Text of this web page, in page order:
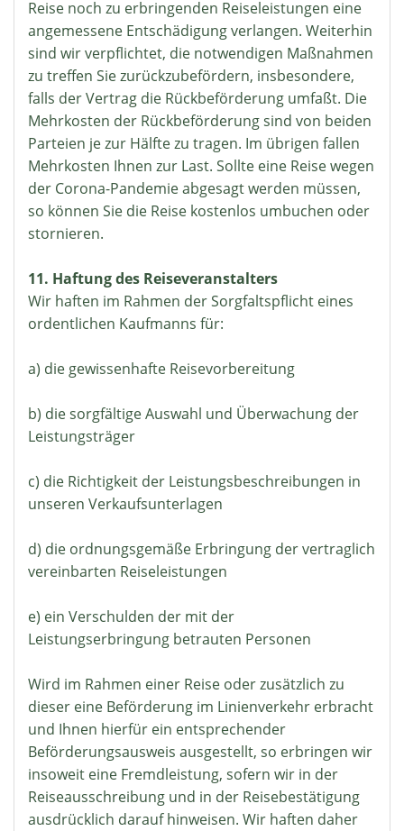
Reise noch zu erbringenden Reiseleistungen eine
angemessene Entschädigung verlangen. Weiterhin
sind wir verpflichtet, die notwendigen Maßnahmen
zu treffen Sie zurückzubefördern, insbesondere,
falls der Vertrag die Rückbeförderung umfaßt. Die
Mehrkosten der Rückbeförderung sind von beiden
Parteien je zur Hälfte zu tragen. Im übrigen fallen
Mehrkosten Ihnen zur Last. Sollte eine Reise wegen
der Corona-Pandemie abgesagt werden müssen,
so können Sie die Reise kostenlos umbuchen oder
stornieren.
11. Haftung des Reiseveranstalters
Wir haften im Rahmen der Sorgfaltspflicht eines
ordentlichen Kaufmanns für:
a) die gewissenhafte Reisevorbereitung
b) die sorgfältige Auswahl und Überwachung der
Leistungsträger
c) die Richtigkeit der Leistungsbeschreibungen in
unseren Verkaufsunterlagen
d) die ordnungsgemäße Erbringung der vertraglich
vereinbarten Reiseleistungen
e) ein Verschulden der mit der
Leistungserbringung betrauten Personen
Wird im Rahmen einer Reise oder zusätzlich zu
dieser eine Beförderung im Linienverkehr erbracht
und Ihnen hierfür ein entsprechender
Beförderungsausweis ausgestellt, so erbringen wir
insoweit eine Fremdleistung, sofern wir in der
Reiseausschreibung und in der Reisebestätigung
ausdrücklich darauf hinweisen. Wir haften daher